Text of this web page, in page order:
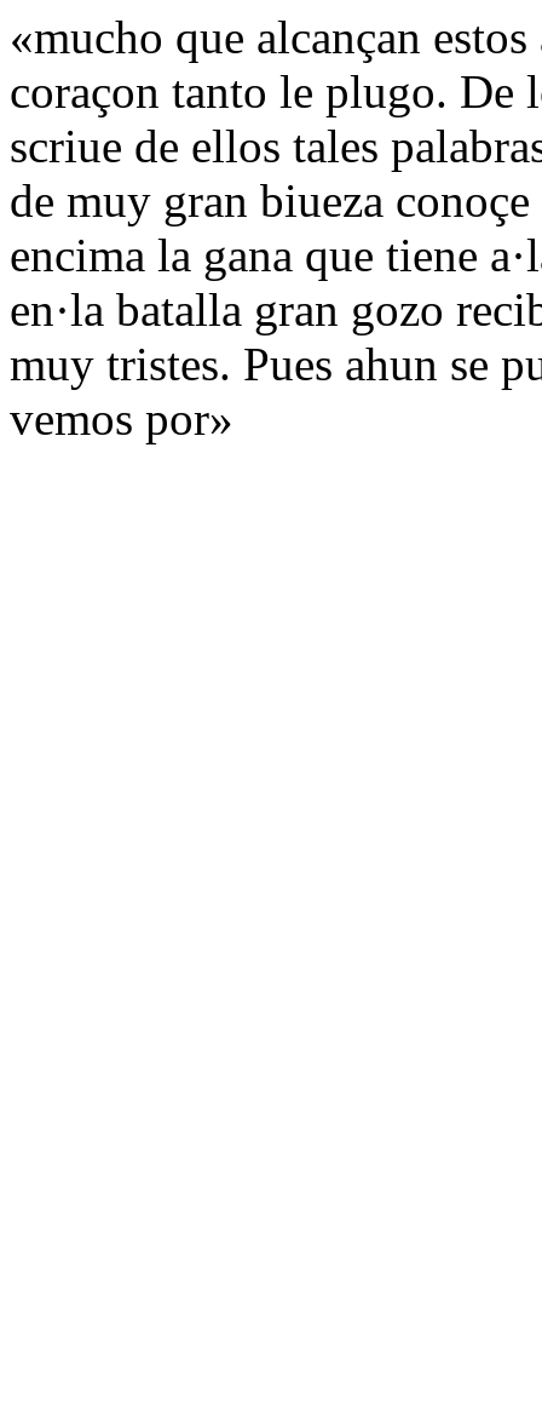
«mucho que alcançan
coraçon tanto le plugo.
scriue de ellos tales
de muy gran biueza
encima la gana que tiene
en·la batalla gran gozo
muy tristes. Pues ahun se
vemos por»